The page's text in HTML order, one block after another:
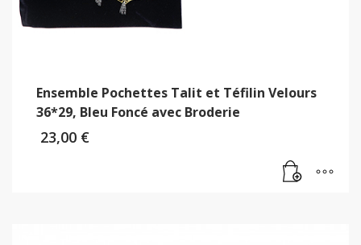
Ensemble Pochettes Talit et Téfilin Velours
36*29, Bleu Foncé avec Broderie
23,00 €